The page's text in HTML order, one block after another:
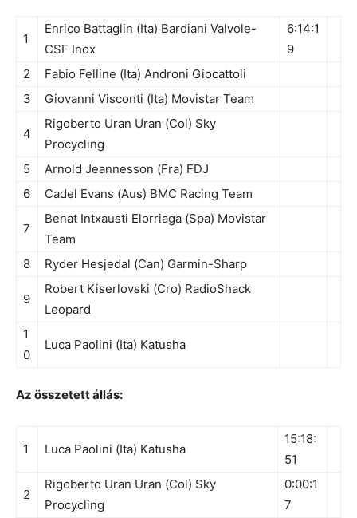
1
Enrico Battaglin (Ita) Bardiani Valvole-
CSF Inox
6:14:1
9
2
Fabio Felline (Ita) Androni Giocattoli
3
Giovanni Visconti (Ita) Movistar Team
4
Rigoberto Uran Uran (Col) Sky
Procycling
5
Arnold Jeannesson (Fra) FDJ
6
Cadel Evans (Aus) BMC Racing Team
7
Benat Intxausti Elorriaga (Spa) Movistar
Team
8
Ryder Hesjedal (Can) Garmin-Sharp
9
Robert Kiserlovski (Cro) RadioShack
Leopard
1
0
Luca Paolini (Ita) Katusha
Az összetett állás:
1 Luca Paolini (Ita) Katusha
15:18:
51
2
Rigoberto Uran Uran (Col) Sky
Procycling
0:00:1
7